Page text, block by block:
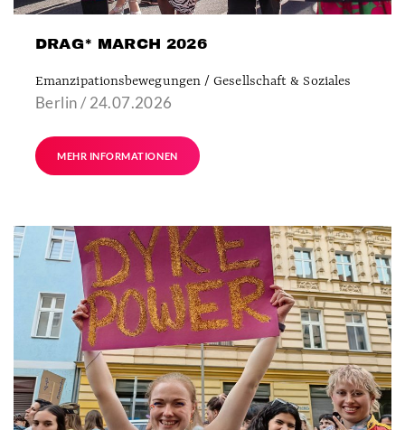
DRAG* MARCH 2026
Emanzipationsbewegungen / Gesellschaft & Soziales
Berlin / 24.07.2026
MEHR INFORMATIONEN